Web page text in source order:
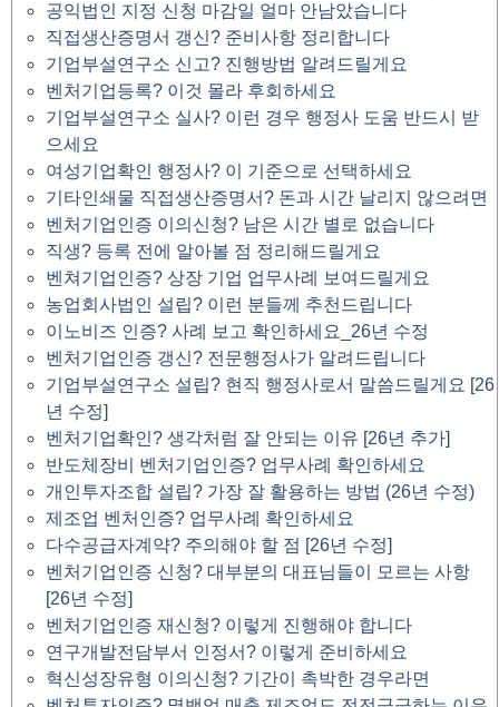
공익법인 지정 신청 마감일 얼마 안남았습니다
직접생산증명서 갱신? 준비사항 정리합니다
기업부설연구소 신고? 진행방법 알려드릴게요
벤처기업등록? 이것 몰라 후회하세요
기업부설연구소 실사? 이런 경우 행정사 도움 반드시 받
으세요
여성기업확인 행정사? 이 기준으로 선택하세요
기타인쇄물 직접생산증명서? 돈과 시간 날리지 않으려면
벤처기업인증 이의신청? 남은 시간 별로 없습니다
직생? 등록 전에 알아볼 점 정리해드릴게요
벤쳐기업인증? 상장 기업 업무사례 보여드릴게요
농업회사법인 설립? 이런 분들께 추천드립니다
이노비즈 인증? 사례 보고 확인하세요_26년 수정
벤처기업인증 갱신? 전문행정사가 알려드립니다
기업부설연구소 설립? 현직 행정사로서 말씀드릴게요 [26
년 수정]
벤처기업확인? 생각처럼 잘 안되는 이유 [26년 추가]
반도체장비 벤처기업인증? 업무사례 확인하세요
개인투자조합 설립? 가장 잘 활용하는 방법 (26년 수정)
제조업 벤처인증? 업무사례 확인하세요
다수공급자계약? 주의해야 할 점 [26년 수정]
벤처기업인증 신청? 대부분의 대표님들이 모르는 사항
[26년 수정]
벤처기업인증 재신청? 이렇게 진행해야 합니다
연구개발전담부서 인정서? 이렇게 준비하세요
혁신성장유형 이의신청? 기간이 촉박한 경우라면